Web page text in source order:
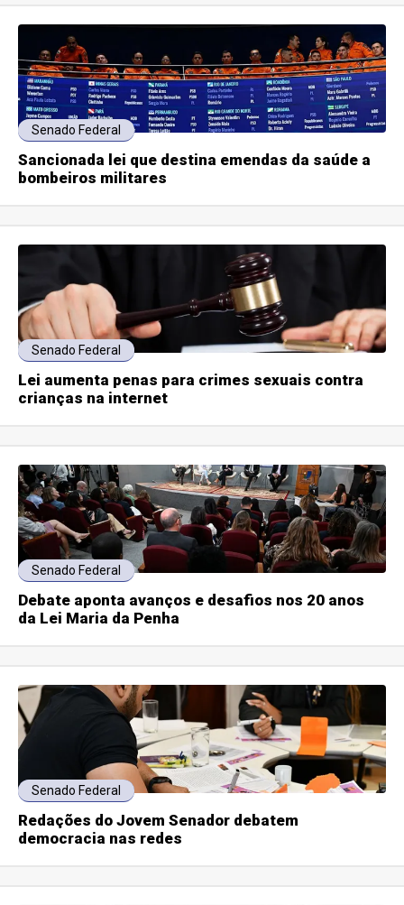
Senado Federal
Sancionada lei que destina emendas da saúde a
bombeiros militares
Senado Federal
Lei aumenta penas para crimes sexuais contra
crianças na internet
Senado Federal
Debate aponta avanços e desafios nos 20 anos
da Lei Maria da Penha
Senado Federal
Redações do Jovem Senador debatem
democracia nas redes